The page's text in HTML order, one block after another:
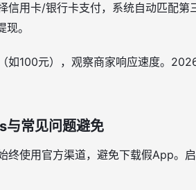
信用卡/银行卡支付，系统自动匹配
。
如100元），观察商家响应速度。
与常见问题避免
终使用官方渠道，避免下载假App。